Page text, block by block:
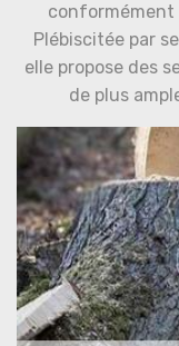
conformément
Plébiscitée par
elle propose des
de plus